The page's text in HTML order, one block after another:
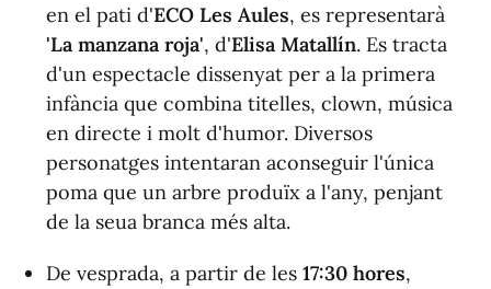
en el pati d'ECO Les Aules, es representarà
'La manzana roja', d'Elisa Matallín. Es tracta
d'un espectacle dissenyat per a la primera
infància que combina titelles, clown, música
en directe i molt d'humor. Diversos
personatges intentaran aconseguir l'única
poma que un arbre produïx a l'any, penjant
de la seua branca més alta.
De vesprada, a partir de les 17:30 hores,